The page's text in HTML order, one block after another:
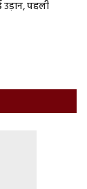
उड़ान, पहली